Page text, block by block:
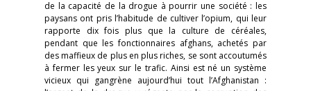
de la capacité de la drogue à pourrir une société : les
paysans ont pris l’habitude de cultiver l’opium, qui leur
rapporte dix fois plus que la culture de céréales,
pendant que les fonctionnaires afghans, achetés par
des maffieux de plus en plus riches, se sont accoutumés
à fermer les yeux sur le trafic. Ainsi est né un système
vicieux qui gangrène aujourd’hui tout l’Afghanistan :